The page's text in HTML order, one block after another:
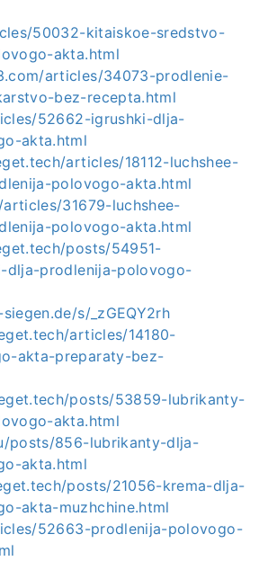
50032-kitaiskoe-sredstvo-
akta.html
articles/34073-prodlenie-
bez-recepta.html
52662-igrushki-dlja-
akta.html
articles/18112-luchshee-
polovogo-akta.html
31679-luchshee-
polovogo-akta.html
posts/54951-
dlja-prodlenija-polovogo-
s/_zGEQY2rh
articles/14180-
akta-preparaty-bez-
posts/53859-lubrikanty-
akta.html
posts/856-lubrikanty-dlja-
akta.html
posts/21056-krema-dlja-
akta-muzhchine.html
52663-prodlenija-polovogo-